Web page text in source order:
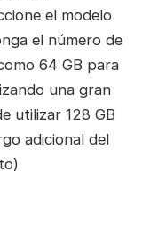
el modelo
el número de
64 GB para
una gran
utilizar 128 GB
adicional del